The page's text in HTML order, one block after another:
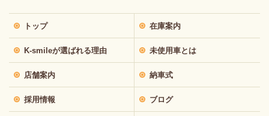
トップ 在庫案内
K-smileが選ばれる理由 未使用車とは
店舗案内 納車式
採用情報 ブログ